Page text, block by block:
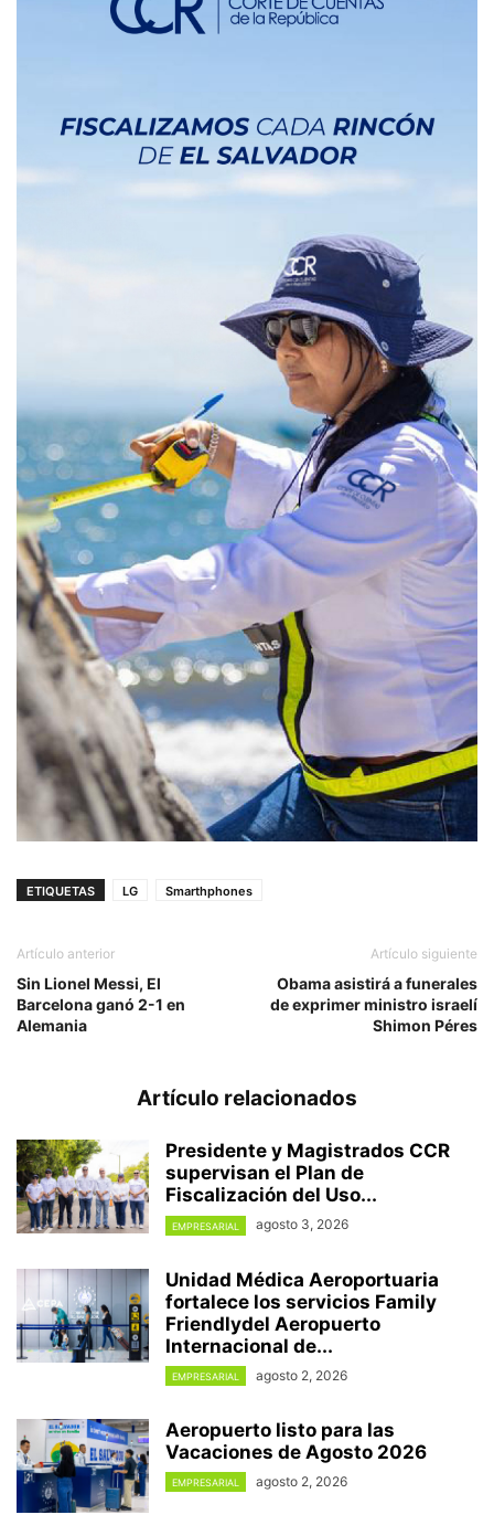
ETIQUETAS LG Smarthphones
Artículo anterior
Sin Lionel Messi, El
Barcelona ganó 2-1 en
Alemania
Artículo siguiente
Obama asistirá a funerales
de exprimer ministro israelí
Shimon Péres
Artículo relacionados
Presidente y Magistrados CCR
supervisan el Plan de
Fiscalización del Uso...
EMPRESARIAL agosto 3, 2026
Unidad Médica Aeroportuaria
fortalece los servicios Family
Friendlydel Aeropuerto
Internacional de...
EMPRESARIAL agosto 2, 2026
Aeropuerto listo para las
Vacaciones de Agosto 2026
EMPRESARIAL agosto 2, 2026